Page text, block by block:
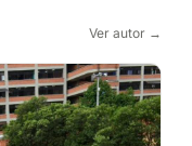
Ver autor →